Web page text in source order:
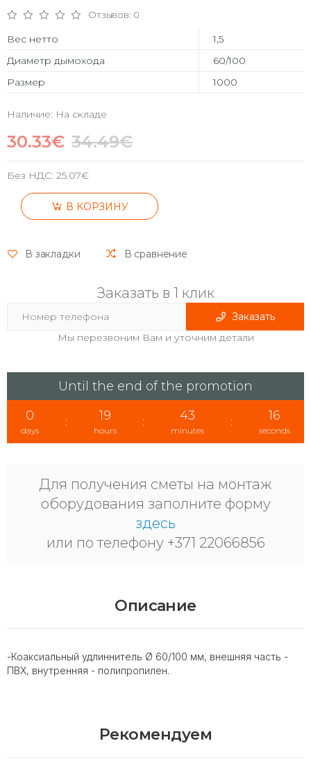
Отзывов: 0
Вес нетто
1,5
Диаметр дымохода
60/100
Размер
1000
Наличие: На складе
30.33€ 34.49€
Без НДС: 25.07€
В КОРЗИНУ
В закладки В сравнение
Заказать в 1 клик
Заказать
Мы перезвоним Вам и уточним детали
Until the end of the promotion
0
days
: 19
hours
: 43
minutes
: 15
seconds
Для получения сметы на монтаж
оборудования заполните форму
здесь
или по телефону +371 22066856
Описание
-Коаксиальный удлиннитель Ø 60/100 мм, внешняя часть -
ПВХ, внутренняя - полипропилен.
Рекомендуем